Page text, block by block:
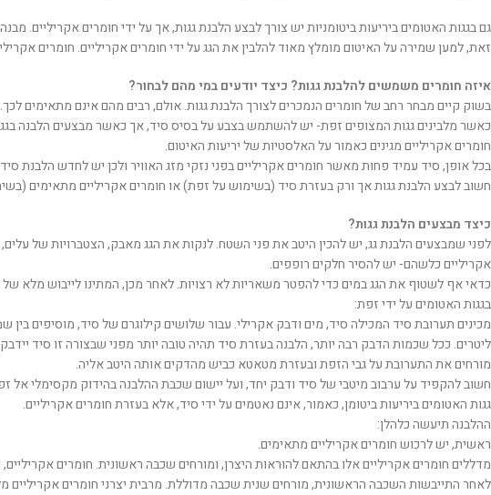
גם בגגות האטומים ביריעות ביטומניות יש צורך לבצע הלבנת גגות, אך על ידי חומרים אקריליים.
זאת, למען שמירה על האיטום מומלץ מאוד להלבין את הגג על ידי חומרים אקריליים. חומרים
איזה חומרים משמשים להלבנת גגות? כיצד יודעים במי מהם לבחור?
בשוק קיים מבחר רחב של חומרים הנמכרים לצורך הלבנת גגות. אולם, רבים מהם אינם מתאימים לכך.
כאשר מלבינים גגות המצופים זפת- יש להשתמש בצבע על בסיס סיד, אך כאשר מבצעים הלבנה
חומרים אקריליים מגינים כאמור על האלסטיות של יריעות האיטום.
בכל אופן, סיד עמיד פחות מאשר חומרים אקריליים בפני נזקי מזג האוויר ולכן יש לחדש הלבנת
חשוב לבצע הלבנת גגות אך ורק בעזרת סיד (בשימוש על זפת) או חומרים אקריליים מתאימים
כיצד מבצעים הלבנת גגות?
לפני שמבצעים הלבנת גג, יש להכין היטב את פני השטח. לנקות את הגג מאבק, הצטברויות של
אקריליים כלשהם- יש להסיר חלקים רופפים.
כדאי אף לשטוף את הגג במים כדי להפטר משאריות לא רצויות. לאחר מכן, המתינו לייבוש מלא של
בגגות האטומים על ידי זפת:
מכינים תערובת סיד המכילה סיד, מים ודבק אקרילי. עבור שלושים קילוגרם של סיד, מוסיפים
ליטרים. ככל שכמות הדבק רבה יותר, הלבנה בעזרת סיד תהיה טובה יותר מפני שבצורה זו סיד
מורחים את התערובת על גבי הזפת ובעזרת מטאטא כביש מהדקים אותה היטב אליה.
חשוב להקפיד על ערבוב מיטבי של סיד ודבק יחד, ועל יישום שכבת ההלבנה בהידוק מקסימלי אל
גגות האטומים ביריעות ביטומן, כאמור, אינם נאטמים על ידי סיד, אלא בעזרת חומרים אקריליים.
ההלבנה תיעשה כלהלן:
ראשית, יש לרכוש חומרים אקריליים מתאימים.
מדללים חומרים אקריליים אלו בהתאם להוראות היצרן, ומורחים שכבה ראשונית. חומרים
לאחר התייבשות השכבה הראשונית, מורחים שנית שכבה מדוללת. מרבית יצרני חומרים